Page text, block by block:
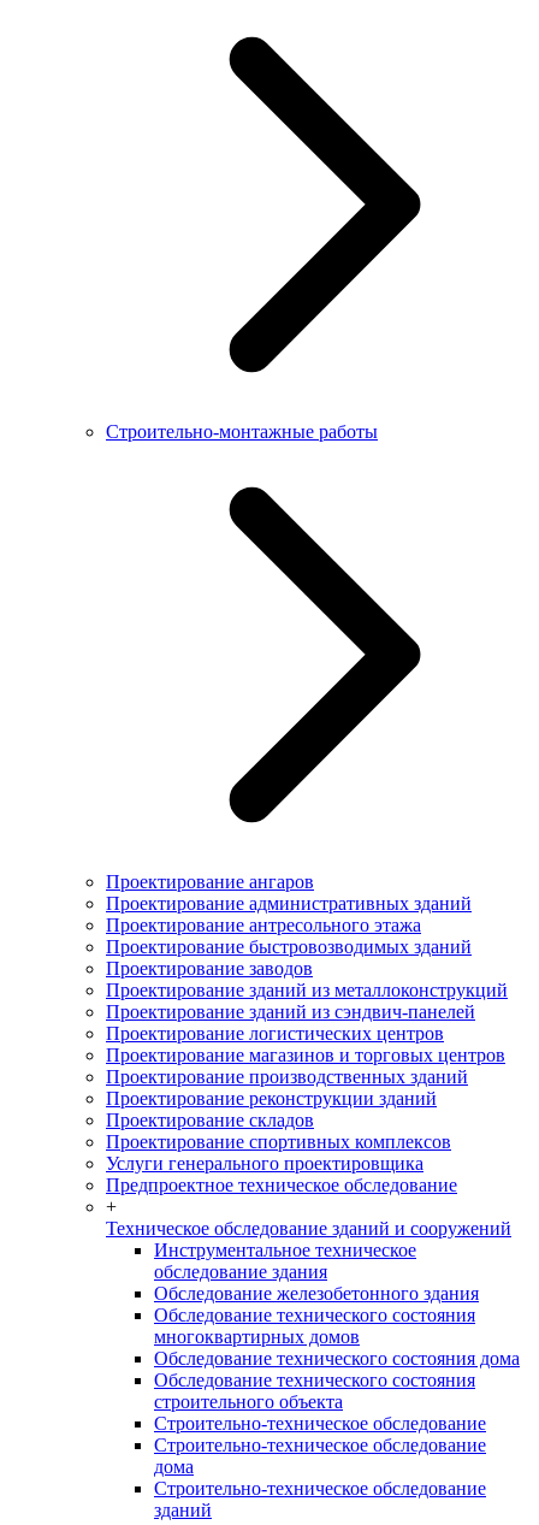
Строительно-монтажные работы
Проектирование ангаров
Проектирование административных зданий
Проектирование антресольного этажа
Проектирование быстровозводимых зданий
Проектирование заводов
Проектирование зданий из металлоконструкций
Проектирование зданий из сэндвич-панелей
Проектирование логистических центров
Проектирование магазинов и торговых центров
Проектирование производственных зданий
Проектирование реконструкции зданий
Проектирование складов
Проектирование спортивных комплексов
Услуги генерального проектировщика
Предпроектное техническое обследование
+
Техническое обследование зданий и сооружений
Инструментальное техническое
обследование здания
Обследование железобетонного здания
Обследование технического состояния
многоквартирных домов
Обследование технического состояния дома
Обследование технического состояния
строительного объекта
Строительно-техническое обследование
Строительно-техническое обследование
дома
Строительно-техническое обследование
зданий